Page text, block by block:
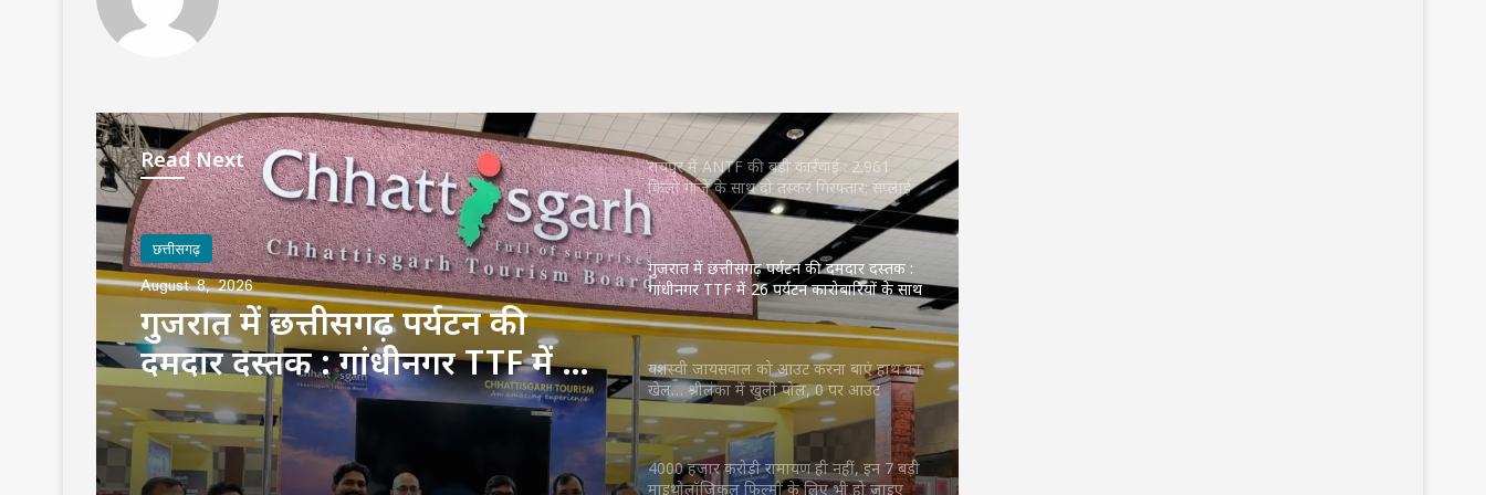
Read Next
छत्तीसगढ़
August 8, 2026
गुजरात में छत्तीसगढ़ पर्यटन की
दमदार दस्तक : गांधीनगर TTF में 26
पर्यटन कारोबारियों के साथ सजा
पवेलियन, देशभर के एजेंटों ने दिखाई
रुचि
रायपुर में ANTF की बड़ी कार्रवाई : 2.961
किलो गांजे के साथ दो तस्कर गिरफ्तार; सप्लाई
नेटवर्क की तलाश
गुजरात में छत्तीसगढ़ पर्यटन की दमदार दस्तक :
गांधीनगर TTF में 26 पर्यटन कारोबारियों के साथ
सजा पवेलियन, देशभर के एजेंटों ने दिखाई रुचि
यशस्वी जायसवाल को आउट करना बाएं हाथ का
खेल… श्रीलंका में खुली पोल, 0 पर आउट
4000 हजार करोड़ी रामायण ही नहीं, इन 7 बड़ी
माइथोलॉजिकल फिल्मों के लिए भी हो जाइए